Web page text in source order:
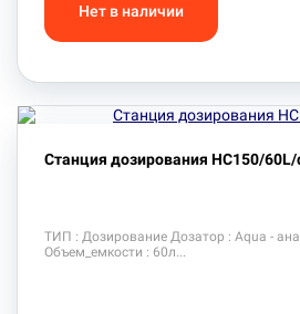
Станция дозирования HC150/
ТИП : Дозирование Дозатор : Aqua -
Объем_емкости : 60л